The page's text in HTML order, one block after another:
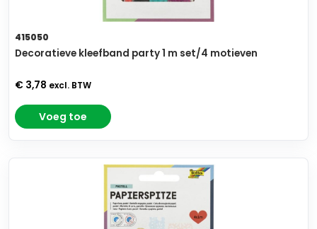
415050
Decoratieve kleefband party 1 m set/4 motieven
€ 3,78 excl. BTW
Voeg toe